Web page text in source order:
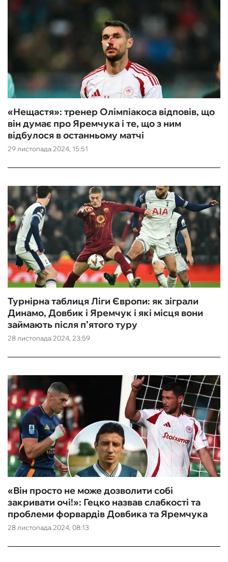
29 листопада 2024, 15:51
«Нещастя»: тренер Олімпіакоса відповів, що
він думає про Яремчука і те, що з ним
відбулося в останньому матчі
28 листопада 2024, 23:59
Турнірна таблиця Ліги Європи: як зіграли
Динамо, Довбик і Яремчук і які місця вони
займають після п’ятого туру
28 листопада 2024, 08:13
«Він просто не може дозволити собі
закривати очі!»: Гецко назвав слабкості та
проблеми форвардів Довбика та Яремчука